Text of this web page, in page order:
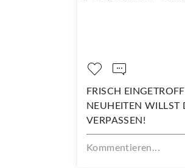
FRISCH EINGETROFFEN - DIESE
NEUHEITEN WILLST DU NICHT
VERPASSEN!
Kommentieren...